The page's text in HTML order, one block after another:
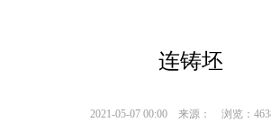
连铸坯
2021-05-07 00:00 来源： 浏览：